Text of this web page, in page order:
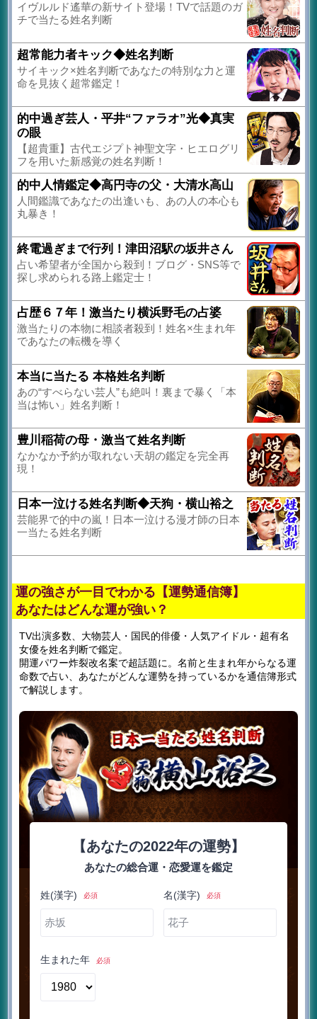
イヴルルド遙華の新サイト登場！TVで話題のガ
チで当たる姓名判断
超常能力者キック◆姓名判断
サイキック×姓名判断であなたの特別な力と運
命を見抜く超常鑑定！
的中過ぎ芸人・平井“ファラオ”光◆真実
の眼
【超貴重】古代エジプト神聖文字・ヒエログリ
フを用いた新感覚の姓名判断！
的中人情鑑定◆高円寺の父・大清水高山
人間鑑識であなたの出逢いも、あの人の本心も
丸暴き！
終電過ぎまで行列！津田沼駅の坂井さん
占い希望者が全国から殺到！ブログ・SNS等で
探し求められる路上鑑定士！
占歴６７年！激当たり横浜野毛の占婆
激当たりの本物に相談者殺到！姓名×生まれ年
であなたの転機を導く
本当に当たる 本格姓名判断
あの“すべらない芸人”も絶叫！裏まで暴く「本
当は怖い」姓名判断！
豊川稲荷の母・激当て姓名判断
なかなか予約が取れない天胡の鑑定を完全再
現！
日本一泣ける姓名判断◆天狗・横山裕之
芸能界で的中の嵐！日本一泣ける漫才師の日本
一当たる姓名判断
運の強さが一目でわかる【運勢通信簿】
あなたはどんな運が強い？
TV出演多数、大物芸人・国民的俳優・人気アイドル・超有名
女優を姓名判断で鑑定。
開運パワー炸裂改名案で超話題に。名前と生まれ年からなる運
命数で占い、あなたがどんな運勢を持っているかを通信簿形式
で解説します。
【あなたの2022年の運勢】
あなたの総合運・恋愛運を鑑定
姓(漢字) 必須 名(漢字) 必須
生まれた年 必須